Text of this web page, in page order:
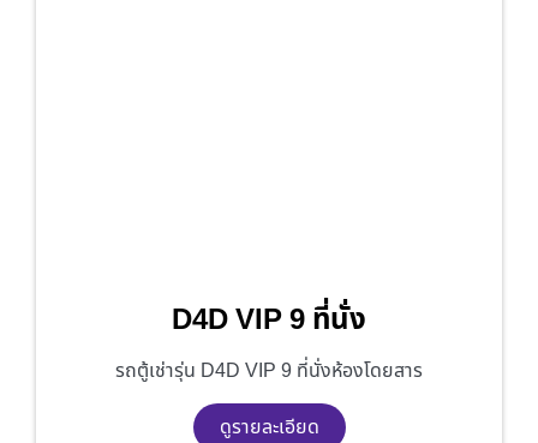
D4D VIP 9 ที่นั่ง
รถตู้เช่ารุ่น D4D VIP 9 ที่นั่งห้องโดยสาร
ดูรายละเอียด